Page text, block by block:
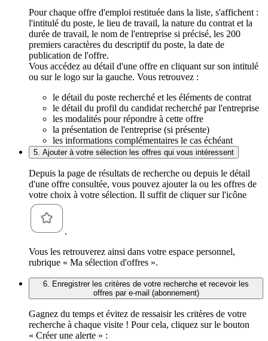
Pour chaque offre d'emploi restituée dans la liste, s'affichent :
l'intitulé du poste, le lieu de travail, la nature du contrat et la
durée de travail, le nom de l'entreprise si précisé, les 200
premiers caractères du descriptif du poste, la date de
publication de l'offre.
Vous accédez au détail d'une offre en cliquant sur son intitulé
ou sur le logo sur la gauche. Vous retrouvez :
le détail du poste recherché et les éléments de contrat
le détail du profil du candidat recherché par l'entreprise
les modalités pour répondre à cette offre
la présentation de l'entreprise (si présente)
les informations complémentaires le cas échéant
5. Ajouter à votre sélection les offres qui vous intéressent
Depuis la page de résultats de recherche ou depuis le détail
d'une offre consultée, vous pouvez ajouter la ou les offres de
votre choix à votre sélection. Il suffit de cliquer sur l'icône
.
Vous les retrouverez ainsi dans votre espace personnel,
rubrique « Ma sélection d'offres ».
6. Enregistrer les critères de votre recherche et recevoir les
offres par e-mail (abonnement)
Gagnez du temps et évitez de ressaisir les critères de votre
recherche à chaque visite ! Pour cela, cliquez sur le bouton
« Créer une alerte » :